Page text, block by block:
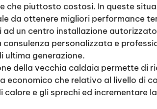
che piuttosto costosi. In queste
da ottenere migliori performance
ad un centro installazione
consulenza personalizzata e
ultima generazione.
della vecchia caldaia permette di
economico che relativo al livello di
calore e gli sprechi ed incrementare